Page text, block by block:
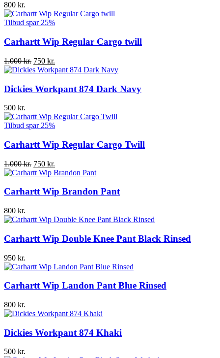
800 kr.
Tilbud spar 25%
Carhartt Wip Regular Cargo twill
1.000kr. Den
oprindelige
var:
1.000 kr..
750 kr.
aktuelle
er:
750 kr..
Dickies Workpant 874 Dark Navy
500 kr.
Tilbud spar 25%
Carhartt Wip Regular Cargo Twill
1.000kr. Den
oprindelige
var:
1.000 kr..
750 kr.
aktuelle
er:
750 kr..
Carhartt Wip Brandon Pant
800 kr.
Carhartt Wip Double Knee Pant Black Rinsed
950 kr.
Carhartt Wip Landon Pant Blue Rinsed
800 kr.
Dickies Workpant 874 Khaki
500 kr.